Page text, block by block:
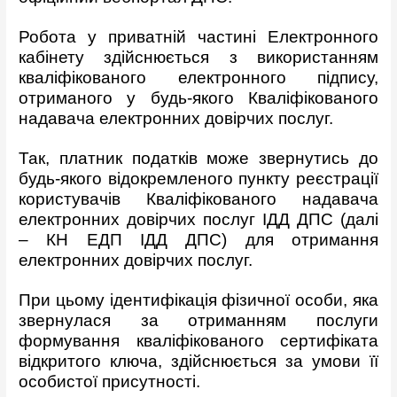
Робота у приватній частині Електронного
кабінету здійснюється з використанням
кваліфікованого електронного підпису,
отриманого у будь-якого Кваліфікованого
надавача електронних довірчих послуг.
Так, платник податків може звернутись до
будь-якого відокремленого пункту реєстрації
користувачів Кваліфікованого надавача
електронних довірчих послуг ІДД ДПС (далі
– КН ЕДП ІДД ДПС) для отримання
електронних довірчих послуг.
При цьому ідентифікація фізичної особи, яка
звернулася за отриманням послуги
формування кваліфікованого сертифіката
відкритого ключа, здійснюється за умови її
особистої присутності.